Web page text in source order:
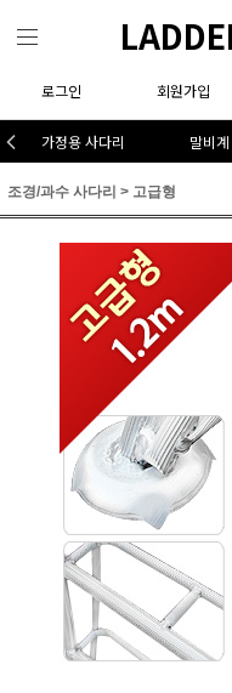
로그인 회원가입
가정용 사다리 말비계
조경/과수 사다리 > 고급형